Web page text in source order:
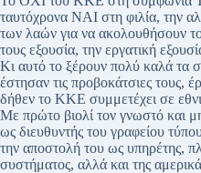
ταυτόχρονα ΝΑΙ στη φιλία, την
των λαών για να ακολουθήσουν
τους εξουσία, την εργατική
Κι αυτό το ξέρουν πολύ καλά τα
έστησαν τις προβοκάτσιες τους,
δήθεν το ΚΚΕ συμμετέχει σε
Με πρώτο βιολί τον γνωστό και
ως διευθυντής του γραφείου
την αποστολή του ως υπηρέτης,
συστήματος, αλλά και της